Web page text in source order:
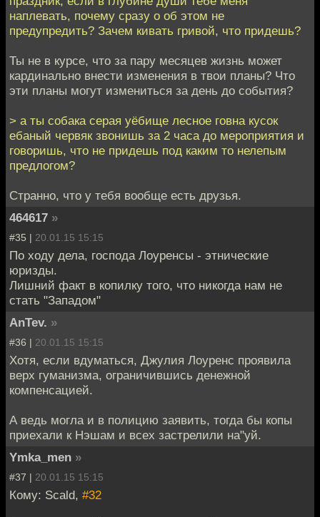
наплевать, почему сразу о об этом не
предупредить? Зачем кивать гривой, что придешь?
Ты не в курсе, что за пару месяцев жизнь может
кардинально внести изменения в твои планы? Что
эти планы могут измениться за день до события?
> а ты собака серая уёбище лесное говна кусок
ебаный червяк звонишь за 2 часа до мероприятия и
говоришь, что не придешь под каким то нелепым
предлогом?
Странно, что у тебя вообще есть друзья.
464617 »
#35 | 20.01.15 15:15
По ходу дела, господа Лоуренсы - этнические
юризды.
Лишний факт в копилку того, что никогда нам не
стать "Западом"
AnTev. »
#36 | 20.01.15 15:15
Хотя, если вдуматься, Джулия Лоуренс проявила
верх гуманизма, ограничившись денежной
компенсацией.
А ведь могла и в полицию заявить, тогда бы копы
приехали к Нэшам и всех застрелили на"уй.
Ymka_men »
#37 | 20.01.15 15:15
Кому: Scald, #32